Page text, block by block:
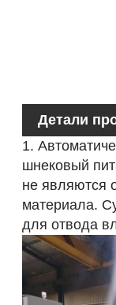
Детали
1.
шнековый
не являются
материала.
для отвода